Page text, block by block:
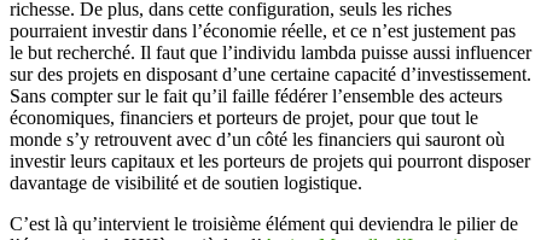
richesse. De plus, dans cette configuration, seuls les riches
pourraient investir dans l’économie réelle, et ce n’est justement pas
le but recherché. Il faut que l’individu lambda puisse aussi influencer
sur des projets en disposant d’une certaine capacité d’investissement.
Sans compter sur le fait qu’il faille fédérer l’ensemble des acteurs
économiques, financiers et porteurs de projet, pour que tout le
monde s’y retrouvent avec d’un côté les financiers qui sauront où
investir leurs capitaux et les porteurs de projets qui pourront disposer
davantage de visibilité et de soutien logistique.
C’est là qu’intervient le troisième élément qui deviendra le pilier de